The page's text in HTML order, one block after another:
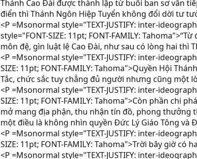
Thánh Cao Đài được thành lập từ buổi ban sơ vẫn
điển thì Thánh Ngôn Hiệp Tuyển không đổi dời tư
<P =Msonormal style="TEXT-JUSTIFY: inter-
style="FONT-SIZE: 11pt; FONT-FAMILY:
môn đệ, gìn luật lệ Cao Đài, như sau có lòng hai thì
<P =Msonormal style="TEXT-JUSTIFY: inter-
SIZE: 11pt; FONT-FAMILY: Tahoma">Quyền Hội
Tắc, chức sắc tuy chẳng đủ người nhưng cũng một
<P =Msonormal style="TEXT-JUSTIFY: inter-
SIZE: 11pt; FONT-FAMILY: Tahoma">Còn phần
mở mang địa phận, thu nhận tín đồ, phong thưởng
một điều là không nhìn quyền Đức Lý Giáo Tông và
<P =Msonormal style="TEXT-JUSTIFY: inter-
SIZE: 11pt; FONT-FAMILY: Tahoma">Trời bây giờ có
<P =Msonormal style="TEXT-JUSTIFY: inter-